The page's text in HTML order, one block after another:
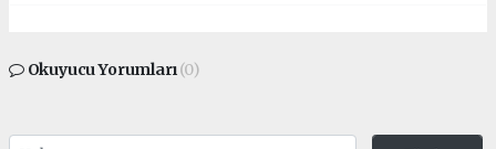
Okuyucu Yorumları(0)